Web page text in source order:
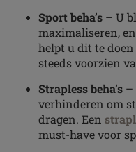
Sport beha’s – U
maximaliseren,
helpt u dit te
steeds voorzien
Strapless beha’s –
verhinderen om
dragen. Een
must-have voor